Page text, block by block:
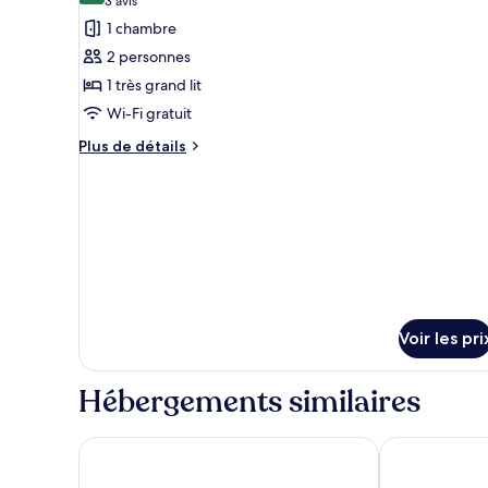
photos
pour
ce
type
de
chambre :
1 chambre
2 personnes
1 très grand lit
Wi-Fi gratuit
Plus de détails
Plus
Voir les
Hébergements similaires
CIGNO Mejorada Hotel Boutique Hacienda